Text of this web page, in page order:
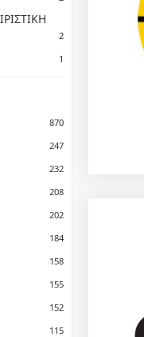
2
1
870
247
232
208
202
184
158
155
152
115